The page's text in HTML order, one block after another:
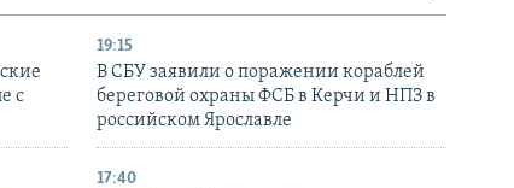
с
19:15
В СБУ заявили о поражении кораблей
береговой охраны ФСБ в Керчи и НПЗ в
российском Ярославле
17:40